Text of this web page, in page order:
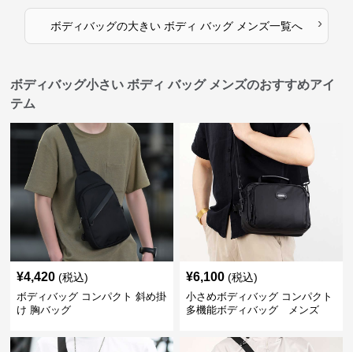
ボディバッグの大きい ボディ バッグ メンズ一覧へ ›
ボディバッグ小さい ボディ バッグ メンズのおすすめアイ
テム
¥4,420 (税込)
ボディバッグ コンパクト 斜め掛
け 胸バッグ
¥6,100 (税込)
小さめボディバッグ コンパクト
多機能ボディバッグ メンズ